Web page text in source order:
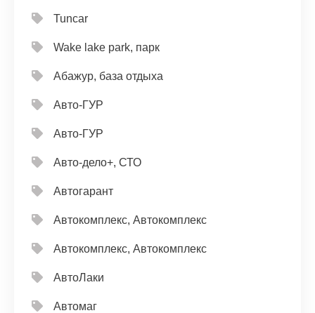
Tuncar
Wake lake park, парк
Абажур, база отдыха
Авто-ГУР
Авто-ГУР
Авто-дело+, СТО
Автогарант
Автокомплекс, Автокомплекс
Автокомплекс, Автокомплекс
АвтоЛаки
Автомаг